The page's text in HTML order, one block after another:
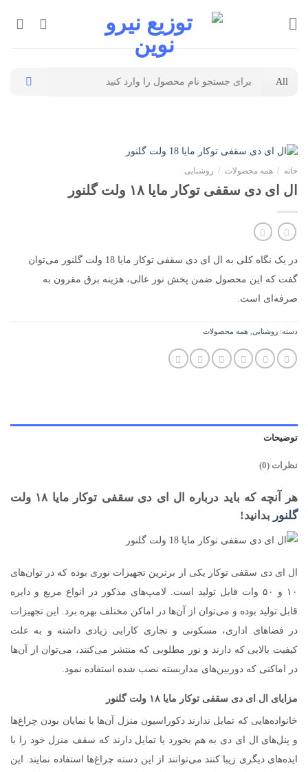
برای:
خانه / همه محصولات / روشنایی
ال ای دی سقفی توکار مایا ۱۸ ولت گلنور
در یک نگاه کلی به ال ای دی سقفی توکار مایا 18 ولت گلنور می‌توان
گفت که این محصول ضمن پخش نور عالی، هزینه برق مقرون به
صرفه‌ای است.
دسته: روشنایی همه محصولات
توضیحات
نظرات (0)
هر آنچه که باید درباره ال ای دی سقفی توکار مایا ۱۸ ولت
گلنور بدانید!
ال ای دی سقفی توکار یکی از برترین تجهیزات نوری بوده که در توان‌های
۱۰ و ۵۰ وات قابل تولید است. لامپ‌های مذکور در انواع مربع و دایره
قابل تولید بوده و می‌توان از آن‌ها در اماکن مختلف بهره برد. این تجهیزات
در فضاهای اداری، مسکونی و تجاری کارایی زیادی داشته و به علت
کیفیت بالایی که دارند و نور مطلوبی که منتشر می‌کنند، می‌توان از آن‌ها
در اماکنی که دوربین‌های مداربسته نصب شده استفاده نمود.
مزایای ال ای دی سقفی توکار مایا ۱۸ ولت گلنور
خانواده‌هایی که تمایل ندارند دکوراسیون منزل آن‌ها با نمایان بودن چراغ‌ها
و پنل‌های ال ای دی به هم بخورد یا تمایل دارند که سقف منزل خود را با
ایده‌های دیگری زیبا کنند می‌توانند از این دسته چراغ‌ها استفاده نمایند. این